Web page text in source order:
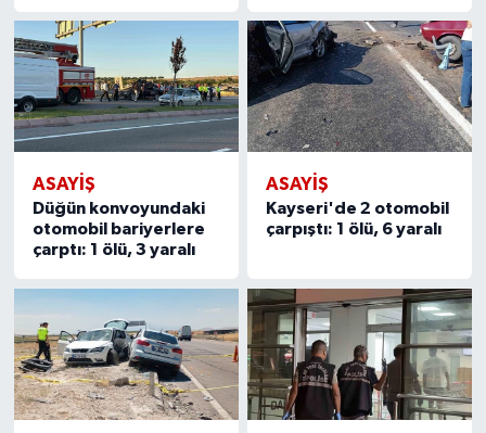
ASAYIŞ
Düğün konvoyundaki
otomobil bariyerlere
çarptı: 1 ölü, 3 yaralı
ASAYIŞ
Kayseri'de 2 otomobil
çarpıştı: 1 ölü, 6 yaralı